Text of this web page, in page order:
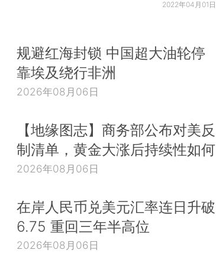
2022年04月01日
规避红海封锁 中国超大油轮停
靠埃及绕行非洲
2026年08月06日
【地缘图志】商务部公布对美反
制清单，黄金大涨后持续性如何
2026年08月06日
在岸人民币兑美元汇率连日升破
6.75 重回三年半高位
2026年08月06日